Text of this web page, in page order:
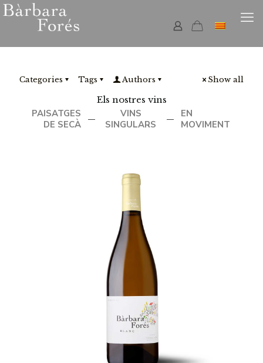
Categories Tags Authors Show all
Els nostres vins
PAISATGES
DE SECÀ
—
VINS
SINGULARS
—
EN
MOVIMENT